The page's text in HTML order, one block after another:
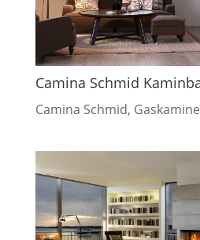
Camina Schmid
Camina Schmid,